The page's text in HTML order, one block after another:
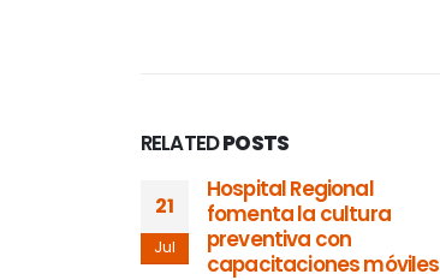
RELATEDPOSTS
21
Jul
Hospital Regional
fomenta la cultura
preventiva con
capacitaciones móviles